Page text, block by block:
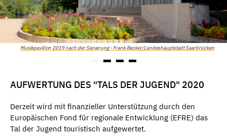
Musikpavillon 2019 nach der Sanierung - Frank Becker/Landeshauptstadt Saarbrücken
AUFWERTUNG DES "TALS DER JUGEND" 2020
Derzeit wird mit finanzieller Unterstützung durch den
Europäischen Fond für regionale Entwicklung (EFRE) das
Tal der Jugend touristisch aufgewertet.